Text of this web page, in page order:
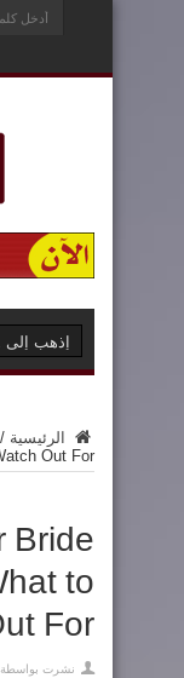
الرئيسية /
Out For
Bride
to
For
نشرت